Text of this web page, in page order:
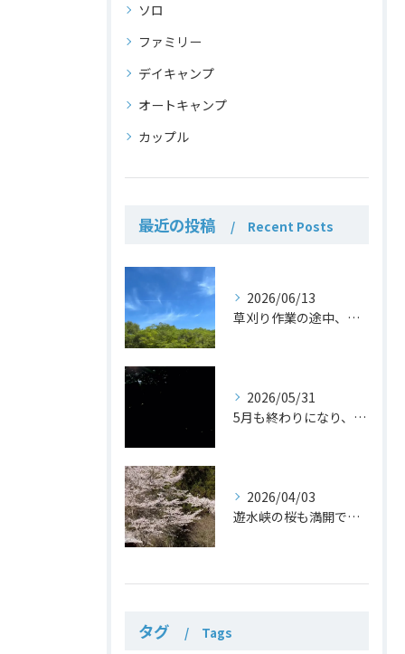
ソロ
ファミリー
デイキャンプ
オートキャンプ
カップル
最近の投稿 Recent Posts
2026/06/13
草刈り作業の途中、梅雨の合間の青空。
2026/05/31
5月も終わりになり、遊水峡の川辺を飛び交うホタルも数を増し、...
2026/04/03
遊水峡の桜も満開です。
タグ Tags